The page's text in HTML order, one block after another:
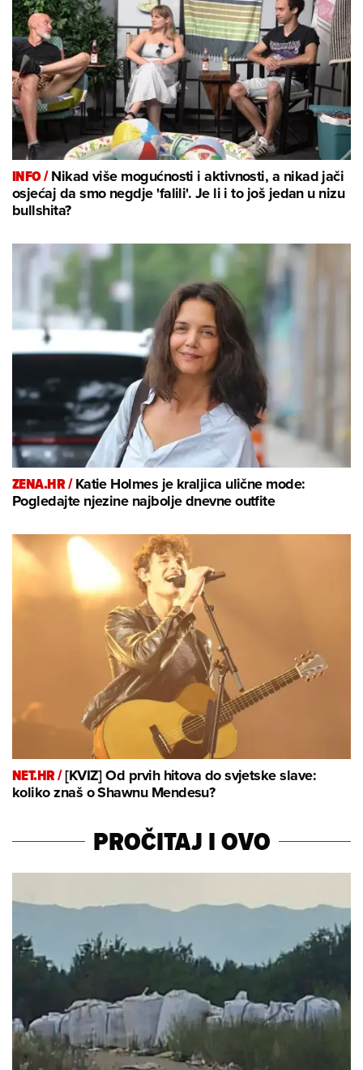
INFO /Nikad više mogućnosti i aktivnosti, a nikad jači
osjećaj da smo negdje 'falili'. Je li i to još jedan u nizu
bullshita?
ZENA.HR /Katie Holmes je kraljica ulične mode:
Pogledajte njezine najbolje dnevne outfite
NET.HR /[KVIZ] Od prvih hitova do svjetske slave:
koliko znaš o Shawnu Mendesu?
PROČITAJ I OVO